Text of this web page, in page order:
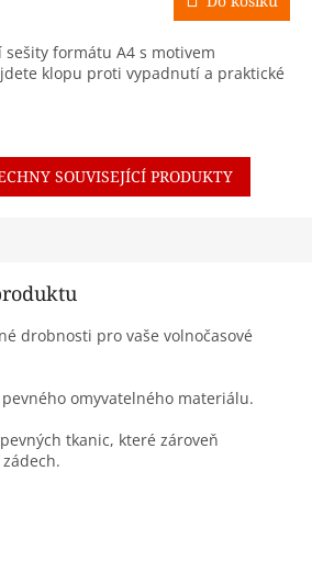
sešity formátu A4 s motivem
klopu proti vypadnutí a praktické
SOUVISEJÍCÍ PRODUKTY
drobnosti pro vaše volnočasové
pevného omyvatelného materiálu.
tkanic, které zároveň